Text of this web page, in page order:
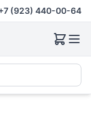
(923) 440-00-64